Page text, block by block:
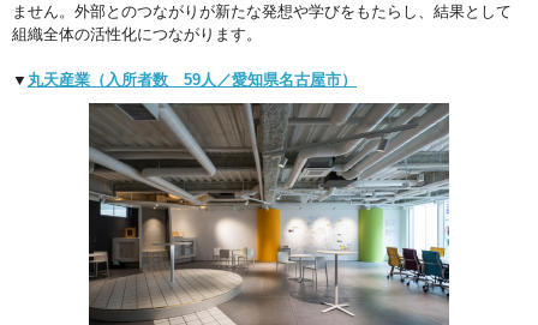
ません。外部とのつながりが新たな発想や学びをもたらし、結果として
組織全体の活性化につながります。
▼ 丸天産業（入所者数 59人／愛知県名古屋市）